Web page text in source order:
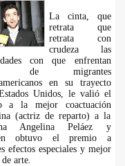
La cinta, que
retrata que
retrata con
crudeza las
con que enfrentan
de migrantes
en su trayecto
Unidos, le valió el
a la mejor coactuación
(actriz de reparto) a la
Angelina Peláez y
obtuvo el premio a
efectos especiales y mejor
arte.